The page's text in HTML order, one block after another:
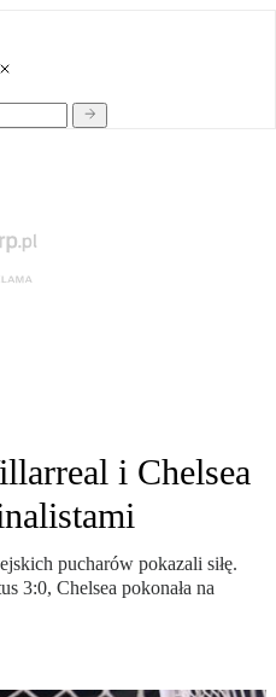
i Chelsea
pucharów pokazali siłę.
3:0, Chelsea pokonała na